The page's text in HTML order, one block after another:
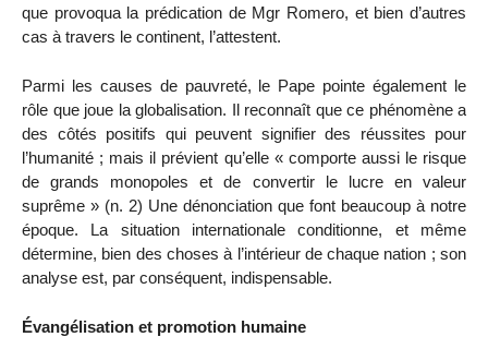
que provoqua la prédication de Mgr Romero, et bien d’autres
cas à travers le continent, l’attestent.
Parmi les causes de pauvreté, le Pape pointe également le
rôle que joue la globalisation. Il reconnaît que ce phénomène a
des côtés positifs qui peuvent signifier des réussites pour
l’humanité ; mais il prévient qu’elle « comporte aussi le risque
de grands monopoles et de convertir le lucre en valeur
suprême » (n. 2) Une dénonciation que font beaucoup à notre
époque. La situation internationale conditionne, et même
détermine, bien des choses à l’intérieur de chaque nation ; son
analyse est, par conséquent, indispensable.
Évangélisation et promotion humaine